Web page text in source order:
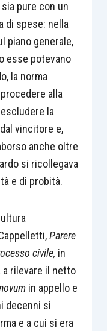
sia pure con un
di spese: nella
piano generale,
esse potevano
la norma
alla
la
vincitore e,
anche oltre
si ricollegava
e di probità.
Parere
civile, in
a rilevare il netto
in appello e
decenni si
e a cui si era